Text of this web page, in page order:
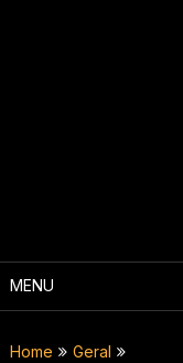
MENU
Home
Geral